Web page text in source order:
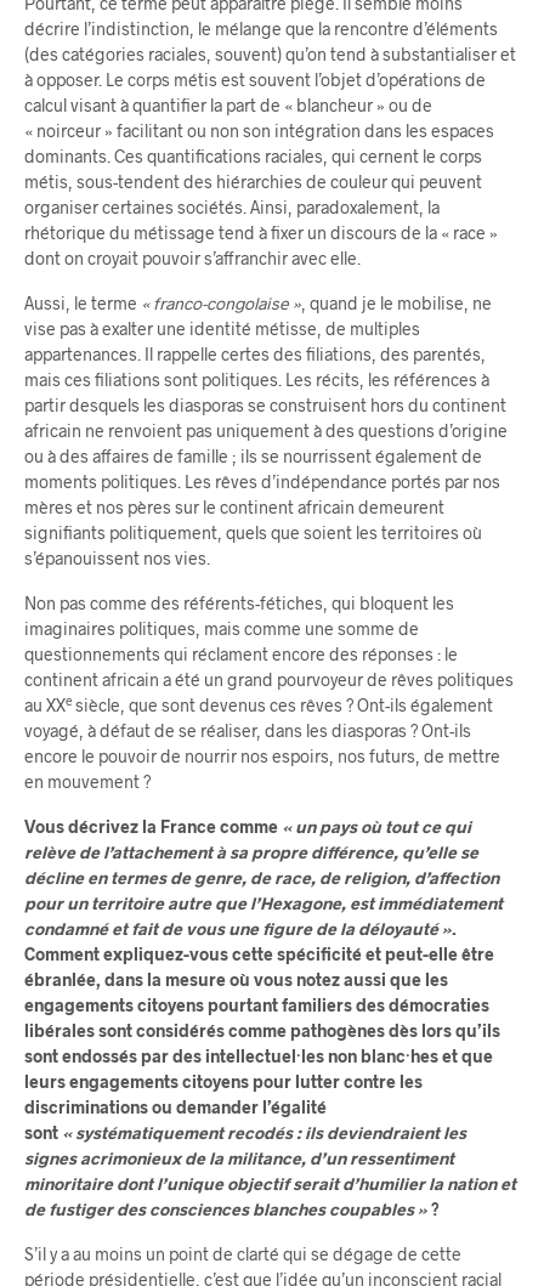
décrire l’indistinction, le mélange que la rencontre d’éléments
(des catégories raciales, souvent) qu’on tend à substantialiser et
à opposer. Le corps métis est souvent l’objet d’opérations de
calcul visant à quantifier la part de « blancheur » ou de
« noirceur » facilitant ou non son intégration dans les espaces
dominants. Ces quantifications raciales, qui cernent le corps
métis, sous-tendent des hiérarchies de couleur qui peuvent
organiser certaines sociétés. Ainsi, paradoxalement, la
rhétorique du métissage tend à fixer un discours de la « race »
dont on croyait pouvoir s’affranchir avec elle.
Aussi, le terme « franco-congolaise » , quand je le mobilise, ne
vise pas à exalter une identité métisse, de multiples
appartenances. Il rappelle certes des filiations, des parentés,
mais ces filiations sont politiques. Les récits, les références à
partir desquels les diasporas se construisent hors du continent
africain ne renvoient pas uniquement à des questions d’origine
ou à des affaires de famille ; ils se nourrissent également de
moments politiques. Les rêves d’indépendance portés par nos
mères et nos pères sur le continent africain demeurent
signifiants politiquement, quels que soient les territoires où
s’épanouissent nos vies.
Non pas comme des référents-fétiches, qui bloquent les
imaginaires politiques, mais comme une somme de
questionnements qui réclament encore des réponses : le
continent africain a été un grand pourvoyeur de rêves politiques
au XXesiècle, que sont devenus ces rêves ? Ont-ils également
voyagé, à défaut de se réaliser, dans les diasporas ? Ont-ils
encore le pouvoir de nourrir nos espoirs, nos futurs, de mettre
en mouvement ?
Vous décrivez la France comme « un pays où tout ce qui
relève de l’attachement à sa propre différence, qu’elle se
décline en termes de genre, de race, de religion, d’affection
pour un territoire autre que l’Hexagone, est immédiatement
condamné et fait de vous une figure de la déloyauté ».
Comment expliquez-vous cette spécificité et peut-elle être
ébranlée, dans la mesure où vous notez aussi que les
engagements citoyens pourtant familiers des démocraties
libérales sont considérés comme pathogènes dès lors qu’ils
sont endossés par des intellectuel·les non blanc·hes et que
leurs engagements citoyens pour lutter contre les
discriminations ou demander l’égalité
sont « systématiquement recodés : ils deviendraient les
signes acrimonieux de la militance, d’un ressentiment
minoritaire dont l’unique objectif serait d’humilier la nation et
de fustiger des consciences blanches coupables »?
S’il y a au moins un point de clarté qui se dégage de cette
période présidentielle, c’est que l’idée qu’un inconscient racial